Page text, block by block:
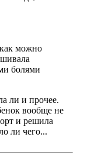
можно
болями
ли и прочее.
вообще не
и решила
ли чего...